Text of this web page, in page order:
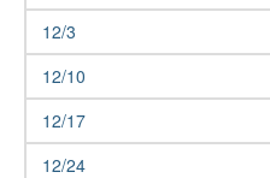
12/3
12/10
12/17
12/24